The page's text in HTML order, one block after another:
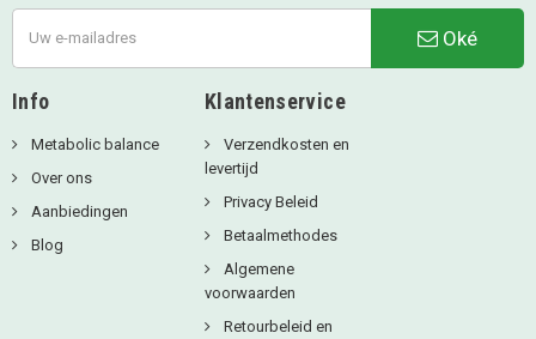
Oké
Info
Metabolic balance
Over ons
Aanbiedingen
Blog
Klantenservice
Verzendkosten en
levertijd
Privacy Beleid
Betaalmethodes
Algemene
voorwaarden
Retourbeleid en